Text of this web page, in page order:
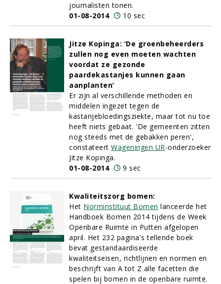
journalisten tonen.
01-08-2014
10 sec
Jitze Kopinga: ‘De groenbeheerders
zullen nog even moeten wachten
voordat ze gezonde
paardekastanjes kunnen gaan
aanplanten’
Er zijn al verschillende methoden en
middelen ingezet tegen de
kastanjebloedingsziekte, maar tot nu toe
heeft niets gebaat. 'De gemeenten zitten
nog steeds met de gebakken peren',
constateert Wageningen UR-onderzoeker
Jitze Kopinga.
01-08-2014
9 sec
Kwaliteitszorg bomen:
Het Norminstituut Bomen lanceerde het
Handboek Bomen 2014 tijdens de Week
Openbare Ruimte in Putten afgelopen
april. Het 232 pagina's tellende boek
bevat gestandaardiseerde
kwaliteitseisen, richtlijnen en normen en
beschrijft van A tot Z alle facetten die
spelen bij bomen in de openbare ruimte.